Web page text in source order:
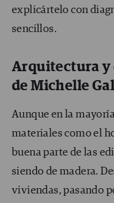
explicártelo con
sencillos.
Arquitectura y
de Michelle
Aunque en la
materiales como el
buena parte de las
siendo de madera.
viviendas, pasando